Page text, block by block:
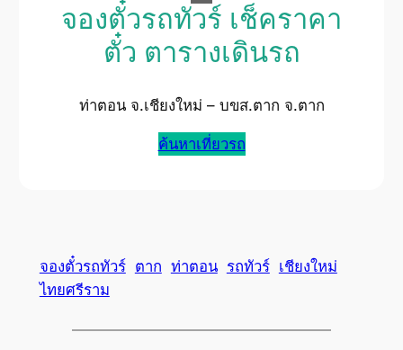
จองตั๋วรถทัวร์ เช็คราคา
ตั๋ว ตารางเดินรถ
ท่าตอน จ.เชียงใหม่ – บขส.ตาก จ.ตาก
ค้นหาเที่ยวรถ
จองตั๋วรถทัวร์ ตาก ท่าตอน รถทัวร์ เชียงใหม่
ไทยศรีราม